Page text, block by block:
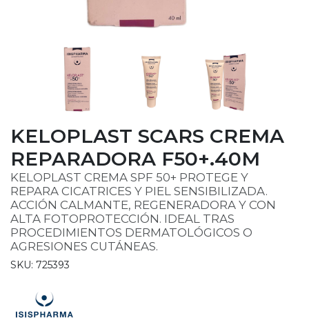
KELOPLAST SCARS CREMA
REPARADORA F50+.40M
KELOPLAST CREMA SPF 50+ PROTEGE Y
REPARA CICATRICES Y PIEL SENSIBILIZADA.
ACCIÓN CALMANTE, REGENERADORA Y CON
ALTA FOTOPROTECCIÓN. IDEAL TRAS
PROCEDIMIENTOS DERMATOLÓGICOS O
AGRESIONES CUTÁNEAS.
SKU: 725393